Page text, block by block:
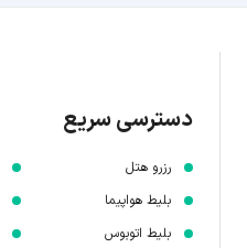
دسترسی سریع
رزرو هتل
بلیط هواپیما
بلیط اتوبوس